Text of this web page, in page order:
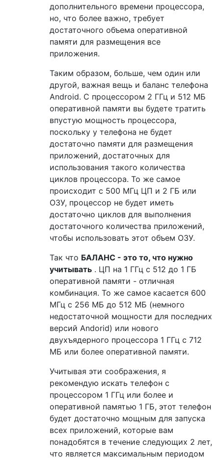
дополнительного времени процессора,
но, что более важно, требует
достаточного объема оперативной
памяти для размещения все
приложения.
Таким образом, больше, чем один или
другой, важная вещь и баланс телефона
Android. С процессором 2 ГГц и 512 МБ
оперативной памяти вы будете тратить
впустую мощность процессора,
поскольку у телефона не будет
достаточно памяти для размещения
приложений, достаточных для
использования такого количества
циклов процессора. То же самое
происходит с 500 МГц ЦП и 2 ГБ или
ОЗУ, процессор не будет иметь
достаточно циклов для выполнения
достаточного количества приложений,
чтобы использовать этот объем ОЗУ.
Так что БАЛАНС - это то, что нужно
учитывать . ЦП на 1 ГГц с 512 до 1 ГБ
оперативной памяти - отличная
комбинация. То же самое касается 600
МГц с 256 МБ до 512 МБ (немного
недостаточной мощности для последних
версий Andorid) или нового
двухъядерного процессора 1 ГГц с 712
МБ или более оперативной памяти.
Учитывая эти соображения, я
рекомендую искать телефон с
процессором 1 ГГц или более и
оперативной памятью 1 ГБ, этот телефон
будет достаточно мощным для запуска
всех приложений, которые вам
понадобятся в течение следующих 2 лет,
что является максимальным периодом